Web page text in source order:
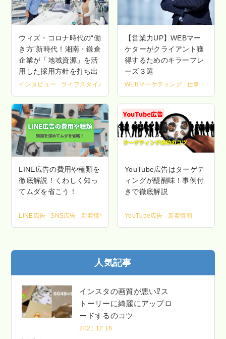
ウィズ・コロナ時代の“働
き方”新時代！湘南・鎌倉
企業が「地域資源」を活
用した採用方針を打ち出
すワケ
インタビュー ライフスタイル 仕事・キャリア 地域商圏・集客マーケ
【営業力UP】WEBマー
ケターがクライアント獲
得するためのキラーフレ
ーズ３選
WEBマーケティング 仕事・キャリ
LINE広告の費用や種類を
徹底解説！くわしく知っ
てムダを省こう！
LINE広告 SNS広告 新着情報
YouTube広告はターゲテ
ィングが醍醐味！事例付
きで徹底解説
YouTube広告 新着情報
人気記事
インスタの画質が悪い⁉ス
トーリーに綺麗にアップロ
ードするのコツ
2021.12.16